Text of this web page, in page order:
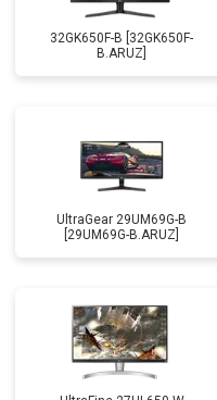
32GK650F-B [32GK650F-
B.ARUZ]
UltraGear 29UM69G-B
[29UM69G-B.ARUZ]